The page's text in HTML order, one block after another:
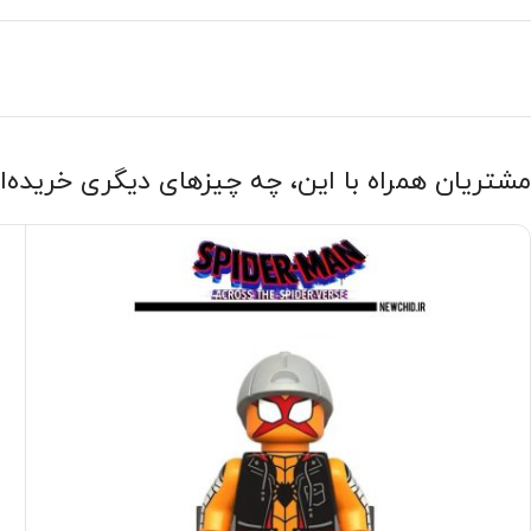
مشتریان همراه با این، چه چیزهای دیگری